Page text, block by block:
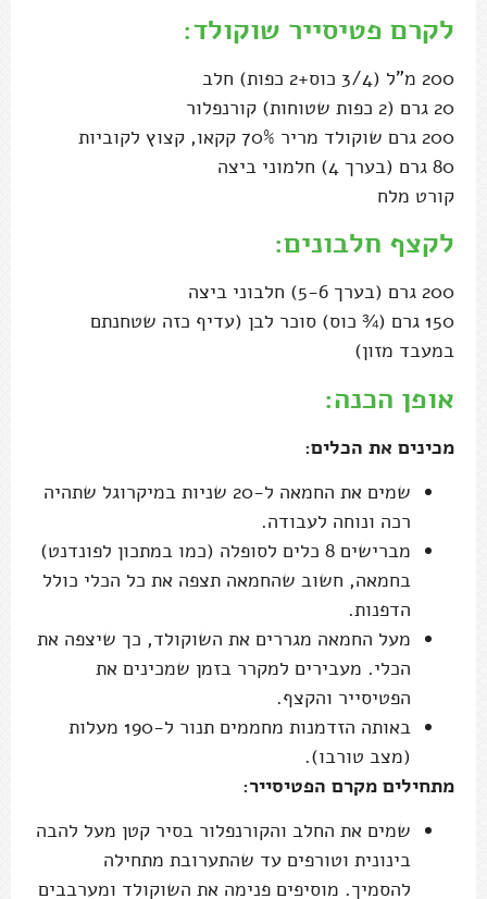
לקרם פטיסייר שוקולד:
200 מ"ל (3/4 כוס+2 כפות) חלב
20 גרם (2 כפות שטוחות) קורנפלור
200 גרם שוקולד מריר 70% קקאו, קצוץ לקוביות
80 גרם (בערך 4) חלמוני ביצה
קורט מלח
לקצף חלבונים:
200 גרם (בערך 5-6) חלבוני ביצה
150 גרם (¾ כוס) סוכר לבן (עדיף כזה שטחנתם
במעבד מזון)
אופן הכנה:
מכינים את הכלים:
שמים את החמאה ל-20 שניות במיקרוגל שתהיה
רכה ונוחה לעבודה.
מברישים 8 כלים לסופלה (כמו במתכון לפונדנט)
בחמאה, חשוב שהחמאה תצפה את כל הכלי כולל
הדפנות.
מעל החמאה מגררים את השוקולד, כך שיצפה את
הכלי. מעבירים למקרר בזמן שמכינים את
הפטיסייר והקצף.
באותה הזדמנות מחממים תנור ל-190 מעלות
(מצב טורבו).
מתחילים מקרם הפטיסייר:
שמים את החלב והקורנפלור בסיר קטן מעל להבה
בינונית וטורפים עד שהתערובת מתחילה
להסמיך. מוסיפים פנימה את השוקולד ומערבבים